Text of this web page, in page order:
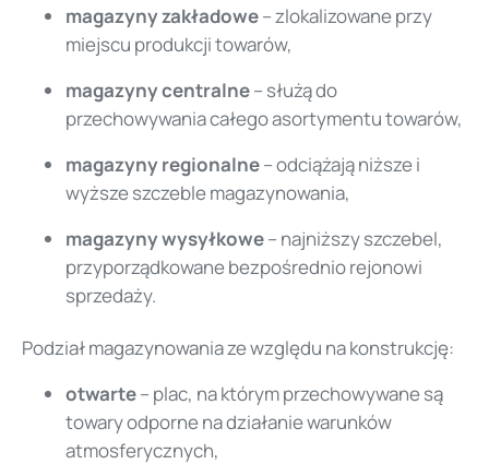
magazyny zakładowe– zlokalizowane przy
miejscu produkcji towarów,
magazyny centralne– służą do
przechowywania całego asortymentu towarów,
magazyny regionalne– odciążają niższe i
wyższe szczeble magazynowania,
magazyny wysyłkowe– najniższy szczebel,
przyporządkowane bezpośrednio rejonowi
sprzedaży.
Podział magazynowania ze względu na konstrukcję:
otwarte– plac, na którym przechowywane są
towary odporne na działanie warunków
atmosferycznych,